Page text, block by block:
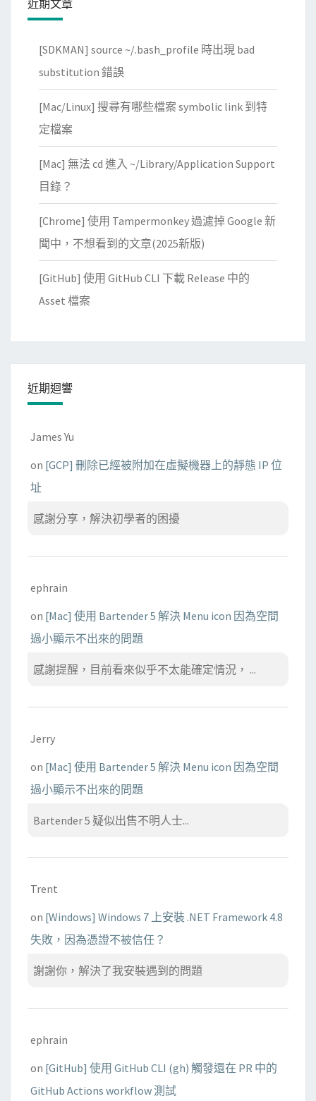
逃
近期文章
[SDKMAN] source ~/.bash_profile 時出現 bad
substitution 錯誤
[Mac/Linux] 搜尋有哪些檔案 symbolic link 到特
定檔案
[Mac] 無法 cd 進入 ~/Library/Application Support
目錄？
[Chrome] 使用 Tampermonkey 過濾掉 Google 新
聞中，不想看到的文章(2025新版)
[GitHub] 使用 GitHub CLI 下載 Release 中的
Asset 檔案
近期迴響
James Yu
on [GCP] 刪除已經被附加在虛擬機器上的靜態 IP 位
址
感謝分享，解決初學者的困擾
ephrain
on [Mac] 使用 Bartender 5 解決 Menu icon 因為空間
過小顯示不出來的問題
感謝提醒，目前看來似乎不太能確定情況， ...
Jerry
on [Mac] 使用 Bartender 5 解決 Menu icon 因為空間
過小顯示不出來的問題
Bartender 5 疑似出售不明人士...
Trent
on [Windows] Windows 7 上安裝 .NET Framework 4.8
失敗，因為憑證不被信任？
謝謝你，解決了我安裝遇到的問題
ephrain
on [GitHub] 使用 GitHub CLI (gh) 觸發還在 PR 中的
GitHub Actions workflow 測試